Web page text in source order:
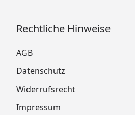
Rechtliche Hinweise
AGB
Datenschutz
Widerrufsrecht
Impressum